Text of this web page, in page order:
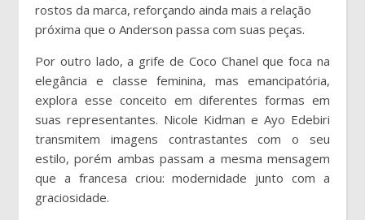
rostos da marca, reforçando ainda mais a relação
próxima que o Anderson passa com suas peças.
Por outro lado, a grife de Coco Chanel que foca na
elegância e classe feminina, mas emancipatória,
explora esse conceito em diferentes formas em
suas representantes. Nicole Kidman e Ayo Edebiri
transmitem imagens contrastantes com o seu
estilo, porém ambas passam a mesma mensagem
que a francesa criou: modernidade junto com a
graciosidade.